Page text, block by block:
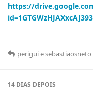
https://
periguiesebastiaosneto
14 DIAS DEPOIS